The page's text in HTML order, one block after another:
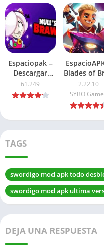
Espaciopak –
Descargar
Nulls Brawl
APK Ultima
Version 2026
61.249
Blades of
Mod APK
2026:
ilimitado
2.22.10
SYBO
TAGS
swordigo mod apk todo
swordigo mod apk ultima
DEJA UNA RESPUESTA